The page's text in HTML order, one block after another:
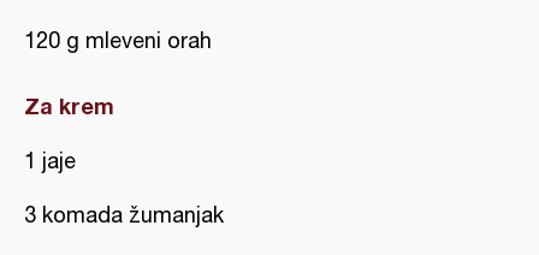
120 g mleveni orah
Za krem
1 jaje
3 komada žumanjak